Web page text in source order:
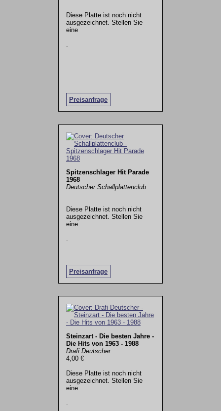
Diese Platte ist noch nicht
ausgezeichnet. Stellen Sie
eine
Preisanfrage
.
Spitzenschlager Hit Parade
1968
Deutscher Schallplattenclub
Diese Platte ist noch nicht
ausgezeichnet. Stellen Sie
eine
Preisanfrage
Steinzart - Die besten Jahre -
Die Hits von 1963 - 1988
Drafi Deutscher
4,00 €
Diese Platte ist noch nicht
ausgezeichnet. Stellen Sie
eine
.